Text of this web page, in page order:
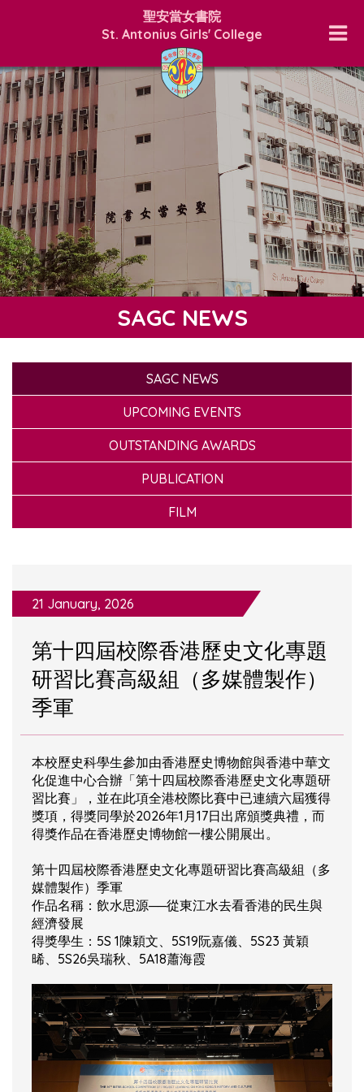
聖安當女書院
St. Antonius Girls' College
SAGC NEWS
SAGC NEWS
UPCOMING EVENTS
OUTSTANDING AWARDS
PUBLICATION
FILM
21 January, 2026
第十四屆校際香港歷史文化專題
研習比賽高級組（多媒體製作）
季軍
本校歷史科學生參加由香港歷史博物館與香港中華文
化促進中心合辦「第十四屆校際香港歷史文化專題研
習比賽」，並在此項全港校際比賽中已連續六屆獲得
獎項，得獎同學於2026年1月17日出席頒獎典禮，而
得獎作品在香港歷史博物館一樓公開展出。
第十四屆校際香港歷史文化專題研習比賽高級組（多
媒體製作）季軍
作品名稱：飲水思源──從東江水去看香港的民生與
經濟發展
得獎學生：5S 1陳穎文、5S19阮嘉儀、5S23 黃穎
晞、5S26吳瑞秋、5A18蕭海霞